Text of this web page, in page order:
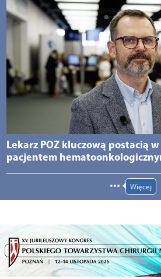
Lekarz POZ kluczową postacią
pacjentem
Więcej